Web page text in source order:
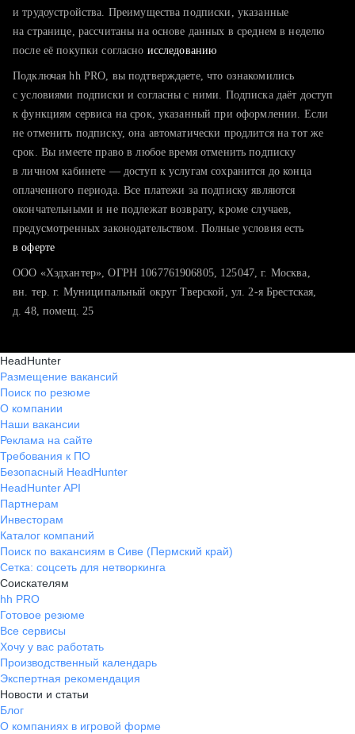
тратите много времени на поиск и вручную поднимаете
хотите сравнить себя с конкурентами и оценить шансы
и трудоустройства. Преимущества подписки, указанные
на странице, рассчитаны на основе данных в среднем в неделю
после её покупки согласно исследованию
Подключая hh PRO, вы подтверждаете, что ознакомились
с условиями подписки и согласны с ними. Подписка даёт доступ
к функциям сервиса на срок, указанный при оформлении. Если
не отменить подписку, она автоматически продлится на тот же
срок. Вы имеете право в любое время отменить подписку
в личном кабинете — доступ к услугам сохранится до конца
оплаченного периода. Все платежи за подписку являются
окончательными и не подлежат возврату, кроме случаев,
предусмотренных законодательством. Полные условия есть
в оферте
ООО «Хэдхантер», ОГРН 1067761906805, 125047, г. Москва,
вн. тер. г. Муниципальный округ Тверской, ул. 2-я Брестская,
д. 48, помещ. 25
HeadHunter
Размещение вакансий
Поиск по резюме
О компании
Наши вакансии
Реклама на сайте
Требования к ПО
Безопасный HeadHunter
HeadHunter API
Партнерам
Инвесторам
Каталог компаний
Поиск по вакансиям в Сиве (Пермский край)
Сетка: соцсеть для нетворкинга
Соискателям
hh PRO
Готовое резюме
Все сервисы
Хочу у вас работать
Производственный календарь
Экспертная рекомендация
Новости и статьи
Блог
О компаниях в игровой форме